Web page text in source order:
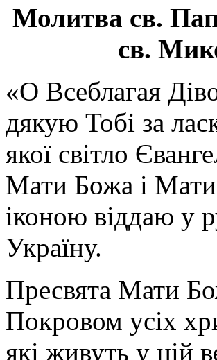
Молитва св.
св.
«О Всеблагая
дякую Тобі за
якої світло
Мати Божа і
іконою віддаю у
Україну.
Пресвята Мати
Покровом усіх
які живуть у цій